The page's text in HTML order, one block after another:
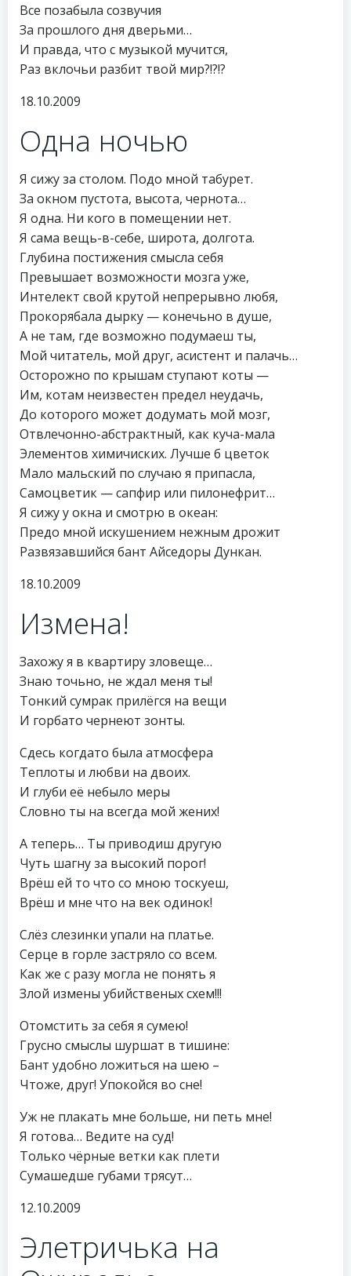
Все позабыла созвучия
За прошлого дня дверьми…
И правда, что с музыкой мучится,
Раз вклочьи разбит твой мир?!?!?
18.10.2009
Одна ночью
Я сижу за столом. Подо мной табурет.
За окном пустота, высота, чернота…
Я одна. Ни кого в помещении нет.
Я сама вещь-в-себе, широта, долгота.
Глубина постижения смысла себя
Превышает возможности мозга уже,
Интелект свой крутой непрерывно любя,
Прокорябала дырку — конечьно в душе,
А не там, где возможно подумаеш ты,
Мой читатель, мой друг, асистент и палачь…
Осторожно по крышам ступают коты —
Им, котам неизвестен предел неудачь,
До которого может додумать мой мозг,
Отвлечонно-абстрактный, как куча-мала
Элементов химичиских. Лучше б цветок
Мало мальский по случаю я припасла,
Самоцветик — сапфир или пилонефрит…
Я сижу у окна и смотрю в океан:
Предо мной искушением нежным дрожит
Развязавшийся бант Айседоры Дункан.
18.10.2009
Измена!
Захожу я в квартиру зловеще…
Знаю точьно, не ждал меня ты!
Тонкий сумрак прилёгся на вещи
И горбато чернеют зонты.
Сдесь когдато была атмосфера
Теплоты и любви на двоих.
И глуби её небыло меры
Словно ты на всегда мой жених!
А теперь… Ты приводиш другую
Чуть шагну за высокий порог!
Врёш ей то что со мною тоскуеш,
Врёш и мне что на век одинок!
Слёз слезинки упали на платье.
Серце в горле застряло со всем.
Как же с разу могла не понять я
Злой измены убийственых схем!!!
Отомстить за себя я сумею!
Грусно смыслы шуршат в тишине:
Бант удобно ложиться на шею –
Чтоже, друг! Упокойся во сне!
Уж не плакать мне больше, ни петь мне!
Я готова… Ведите на суд!
Только чёрные ветки как плети
Сумашедше губами трясут…
12.10.2009
Элетричька на